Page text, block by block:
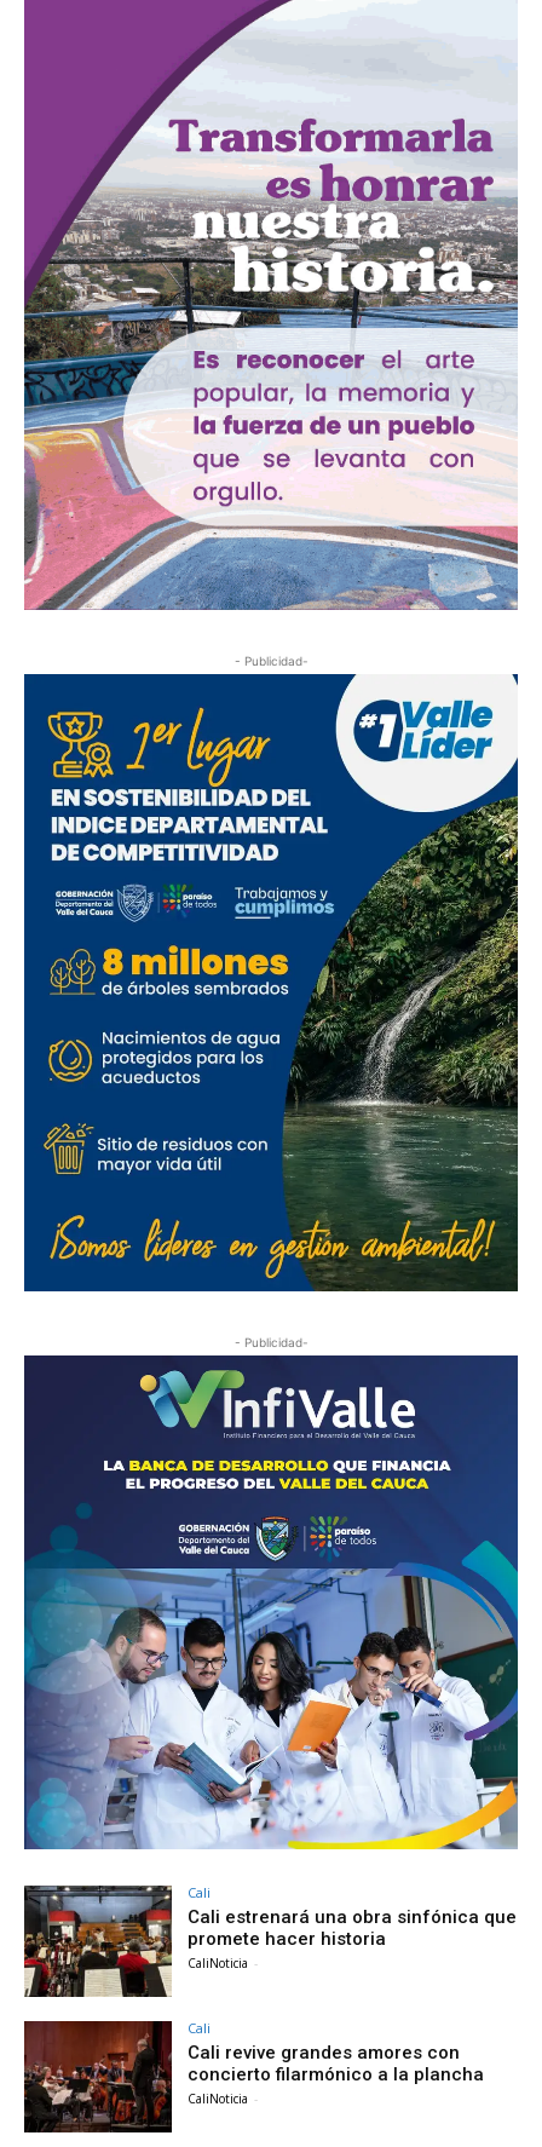
- Publicidad-
- Publicidad-
Cali
Cali estrenará una obra sinfónica que
promete hacer historia
CaliNoticia -
Cali
Cali revive grandes amores con
concierto filarmónico a la plancha
CaliNoticia -